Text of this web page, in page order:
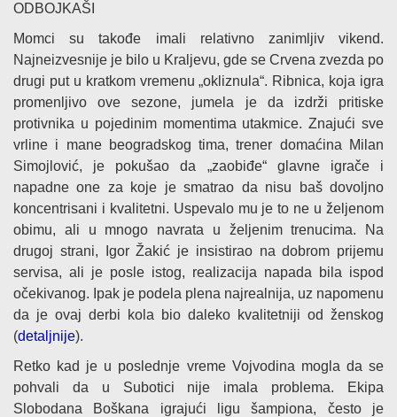
ODBOJKAŠI
Momci su takođe imali relativno zanimljiv vikend.
Najneizvesnije je bilo u Kraljevu, gde se Crvena zvezda po
drugi put u kratkom vremenu „okliznula“. Ribnica, koja igra
promenljivo ove sezone, jumela je da izdrži pritiske
protivnika u pojedinim momentima utakmice. Znajući sve
vrline i mane beogradskog tima, trener domaćina Milan
Simojlović, je pokušao da „zaobiđe“ glavne igrače i
napadne one za koje je smatrao da nisu baš dovoljno
koncentrisani i kvalitetni. Uspevalo mu je to ne u željenom
obimu, ali u mnogo navrata u željenim trenucima. Na
drugoj strani, Igor Žakić je insistirao na dobrom prijemu
servisa, ali je posle istog, realizacija napada bila ispod
očekivanog. Ipak je podela plena najrealnija, uz napomenu
da je ovaj derbi kola bio daleko kvalitetniji od ženskog
(detaljnije).
Retko kad je u poslednje vreme Vojvodina mogla da se
pohvali da u Subotici nije imala problema. Ekipa
Slobodana Boškana igrajući ligu šampiona, često je